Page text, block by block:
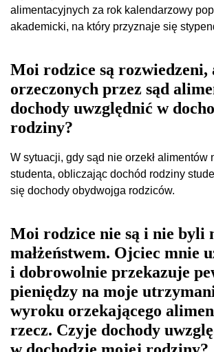
alimentacyjnych za rok kalendarzowy
akademicki, na który przyznaje się
Moi rodzice są rozwiedzeni,
orzeczonych przez sąd
dochody uwzględnić w
rodziny?
W sytuacji, gdy sąd nie orzekł alimentów
studenta, obliczając dochód rodziny
się dochody obydwojga rodziców.
Moi rodzice nie są i nie byli
małżeństwem. Ojciec mnie
i dobrowolnie przekazuje
pieniędzy na moje
wyroku orzekającego
rzecz. Czyje dochody